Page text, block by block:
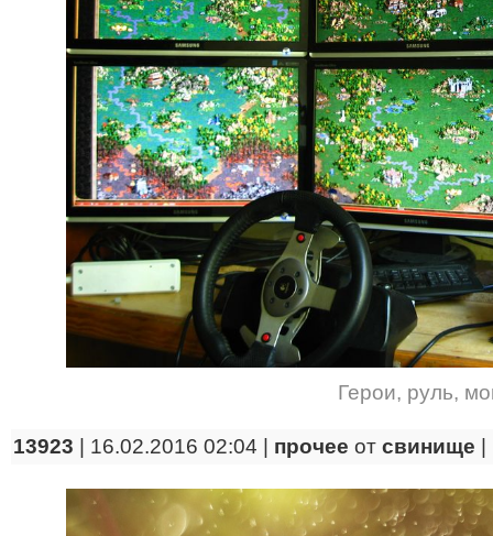
Герои, руль,
13923 | 16.02.2016 02:04 | прочее от свинище